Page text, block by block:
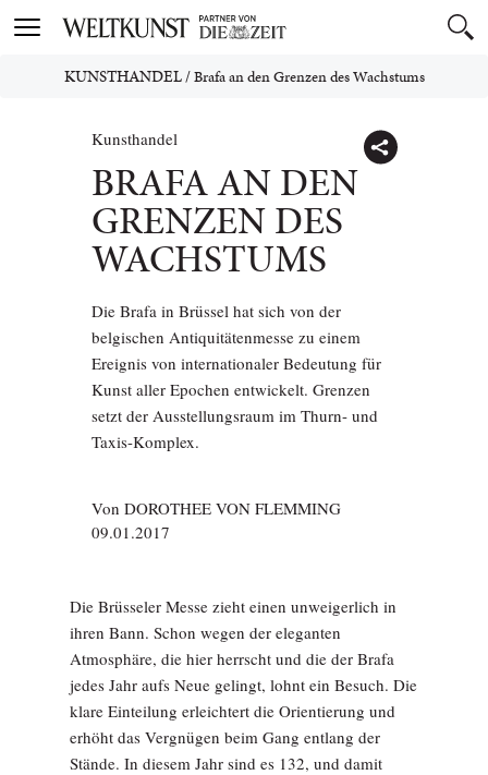
Toggle
KUNSTHANDEL/Brafa an den Grenzen des Wachstums
Kunsthandel
BRAFA AN DEN
GRENZEN DES
WACHSTUMS
Die Brafa in Brüssel hat sich von der
belgischen Antiquitätenmesse zu einem
Ereignis von internationaler Bedeutung für
Kunst aller Epochen entwickelt. Grenzen
setzt der Ausstellungsraum im Thurn- und
Taxis-Komplex.
Von DOROTHEE VON FLEMMING
09.01.2017
Die Brüsseler Messe zieht einen unweigerlich in
ihren Bann. Schon wegen der eleganten
Atmosphäre, die hier herrscht und die der Brafa
jedes Jahr aufs Neue gelingt, lohnt ein Besuch. Die
klare Einteilung erleichtert die Orientierung und
erhöht das Vergnügen beim Gang entlang der
Stände. In diesem Jahr sind es 132, und damit